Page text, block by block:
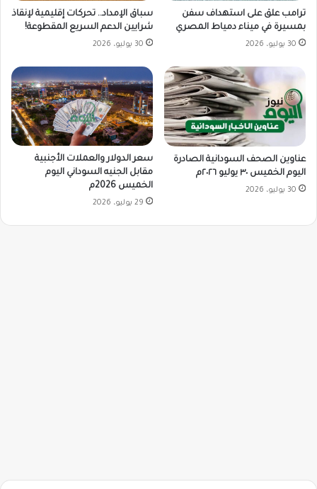
ترامب علق على استهداف سفن
بمسيرة في ميناء دمياط المصري
30 يوليو، 2026
سباق الإمداد.. تحركات إقليمية لإنقاذ
شرايين الدعم السريع المقطوعة!
30 يوليو، 2026
عناوين الصحف السودانية الصادرة
اليوم الخميس ٣٠ يوليو ٢٠٢٦م
30 يوليو، 2026
سعر الدولار والعملات الأجنبية
مقابل الجنيه السوداني اليوم
الخميس 2026م
29 يوليو، 2026